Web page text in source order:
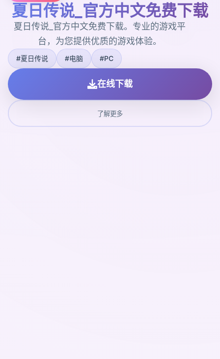
夏日传说_官方中文免费下载
夏日传说_官方中文免费下载。专业的游戏平
台，为您提供优质的游戏体验。
#夏日传说 #电脑 #PC
在线下载
了解更多